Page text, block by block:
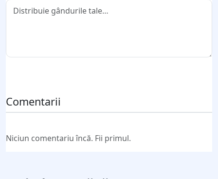
Comentarii
Niciun comentariu încă. Fii primul.